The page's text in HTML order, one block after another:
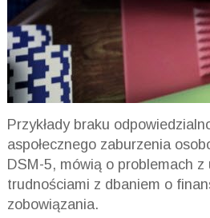
Przykłady braku
aspołecznego zaburzenia
DSM -5, mówią o problemach
trudnościami z dbaniem o
zobowiązania.